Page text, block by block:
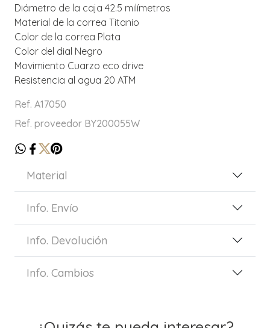
Diámetro de la caja 42.5 milímetros
Material de la correa Titanio
Color de la correa Plata
Color del dial Negro
Movimiento Cuarzo eco drive
Resistencia al agua 20 ATM
Ref. A17050
Ref. proveedor BY200055W
Material
Info. Envío
Info. Devolución
Info. Cambios